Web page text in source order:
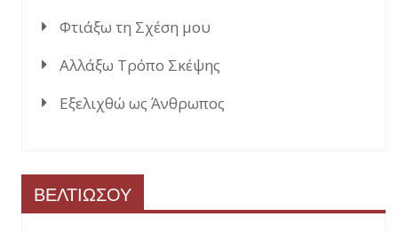
Φτιάξω τη Σχέση μου
Αλλάξω Τρόπο Σκέψης
Εξελιχθώ ως Άνθρωπος
ΒΕΛΤΙΩΣΟΥ